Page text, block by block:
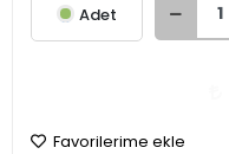
Adet
Favorilerime ekle